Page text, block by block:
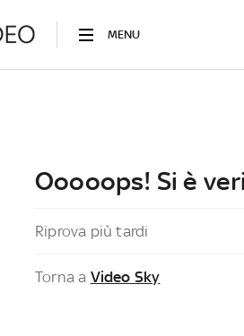
MENU
Ooooops! Si è
Riprova più tardi
Torna a Video Sky